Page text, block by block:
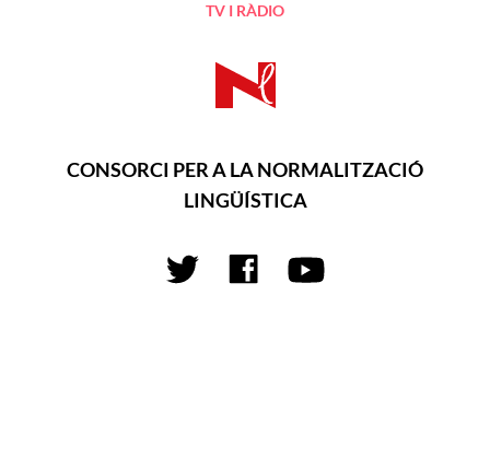
TV I RÀDIO
CONSORCI PER A LA NORMALITZACIÓ
LINGÜÍSTICA